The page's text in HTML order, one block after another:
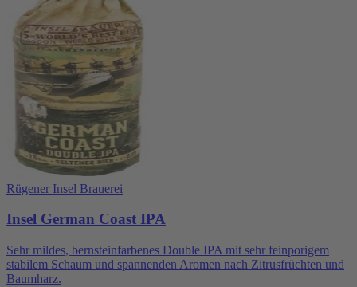
Rügener Insel Brauerei
Insel German Coast IPA
Sehr mildes, bernsteinfarbenes Double IPA mit sehr feinporigem
stabilem Schaum und spannenden Aromen nach Zitrusfrüchten und
Baumharz.